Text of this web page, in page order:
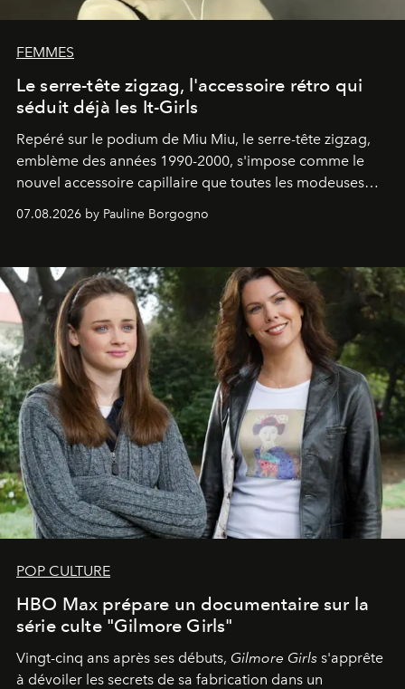
FEMMES
Le serre-tête zigzag, l'accessoire rétro qui
séduit déjà les It-Girls
Repéré sur le podium de Miu Miu, le serre-tête zigzag,
emblème des années 1990-2000, s'impose comme le
nouvel accessoire capillaire que toutes les modeuses
07.08.2026 by Pauline Borgogno
POP CULTURE
HBO Max prépare un documentaire sur la
série culte "Gilmore Girls"
Vingt-cinq ans après ses débuts, Gilmore Girls s'apprête
à dévoiler les secrets de sa fabrication dans un